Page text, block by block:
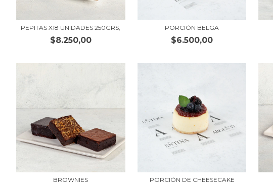
PEPITAS X18 UNIDADES 250GRS,
$8.250,00
PORCIÓN BELGA
$6.500,00
BROWNIES
PORCIÓN DE CHEESECAKE